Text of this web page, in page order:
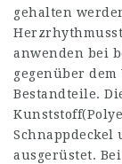
gehalten
anwenden bei
gegenüber
Bestandteile.
Schnappdeckel
ausgerüstet.